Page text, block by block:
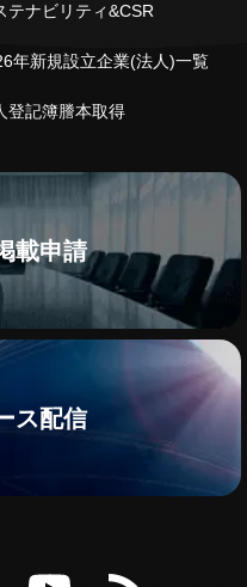
テナビリティ&CSR
年新規設立企業(法人)一覧
登記簿謄本取得
載申請
ス配信